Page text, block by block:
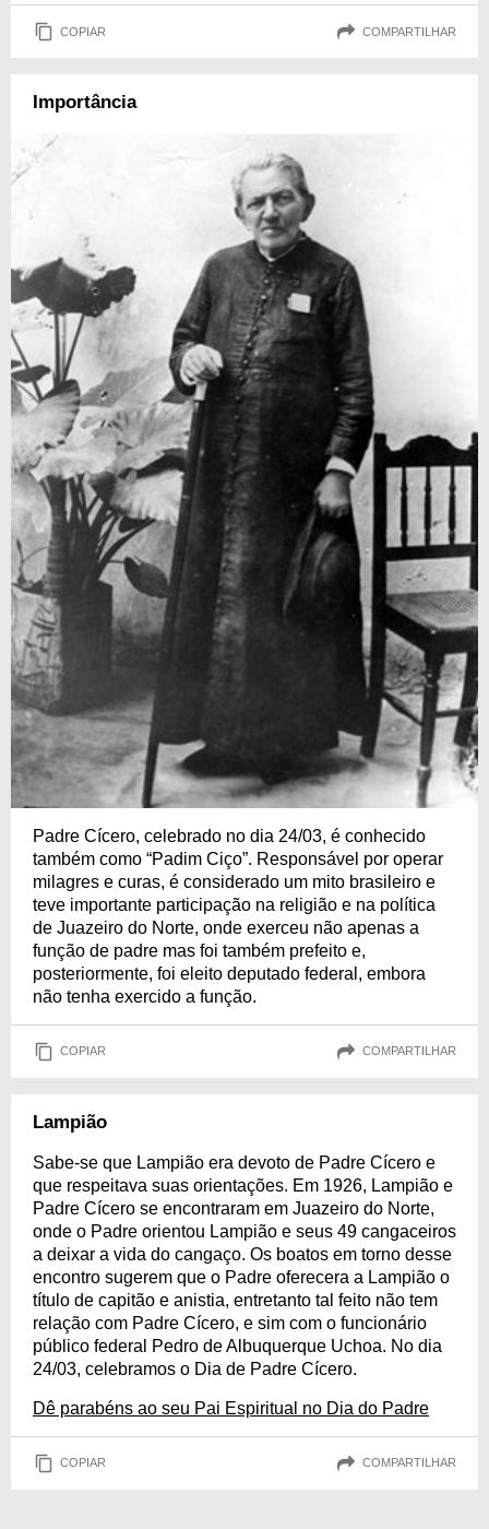
COPIAR COMPARTILHAR
Importância
Padre Cícero, celebrado no dia 24/03, é conhecido
também como “Padim Ciço”. Responsável por operar
milagres e curas, é considerado um mito brasileiro e
teve importante participação na religião e na política
de Juazeiro do Norte, onde exerceu não apenas a
função de padre mas foi também prefeito e,
posteriormente, foi eleito deputado federal, embora
não tenha exercido a função.
COPIAR COMPARTILHAR
Lampião
Sabe-se que Lampião era devoto de Padre Cícero e
que respeitava suas orientações. Em 1926, Lampião e
Padre Cícero se encontraram em Juazeiro do Norte,
onde o Padre orientou Lampião e seus 49 cangaceiros
a deixar a vida do cangaço. Os boatos em torno desse
encontro sugerem que o Padre oferecera a Lampião o
título de capitão e anistia, entretanto tal feito não tem
relação com Padre Cícero, e sim com o funcionário
público federal Pedro de Albuquerque Uchoa. No dia
24/03, celebramos o Dia de Padre Cícero.
Dê parabéns ao seu Pai Espiritual no Dia do Padre
COPIAR COMPARTILHAR